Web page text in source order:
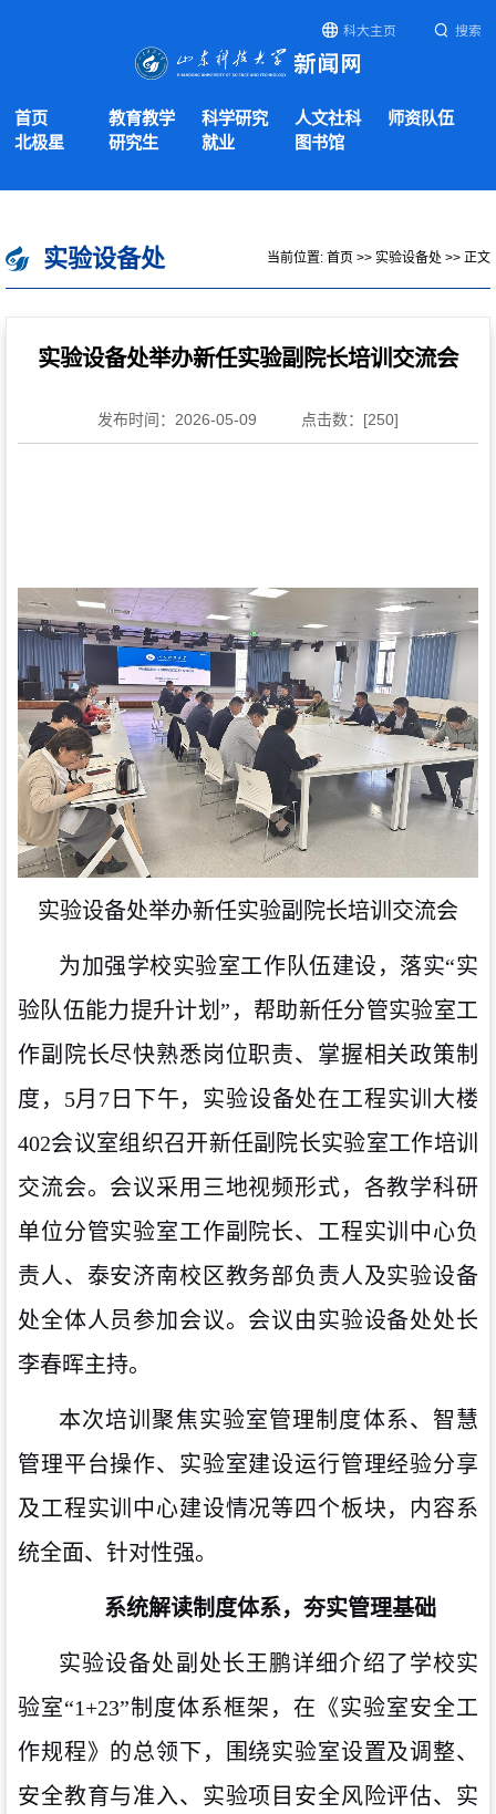
科大主页 搜索
首页 教育教学 科学研究 人文社科
师资队伍
北极星
研究生 就业 图书馆
实验设备处 当前位置: 首页 >> 实验设备处 >> 正文
实验设备处举办新任实验副院长培训交流会
发布时间：2026-05-09 点击数：[250]
实验设备处举办新任实验副院长培训交流会
为加强学校实验室工作队伍建设，落实“实
验队伍能力提升计划”，帮助新任分管实验室工
作副院长尽快熟悉岗位职责、掌握相关政策制
度，5月7日下午，实验设备处在工程实训大楼
402会议室组织召开新任副院长实验室工作培训
交流会。会议采用三地视频形式，各教学科研
单位分管实验室工作副院长、工程实训中心负
责人、泰安济南校区教务部负责人及实验设备
处全体人员参加会议。会议由实验设备处处长
李春晖主持。
本次培训聚焦实验室管理制度体系、智慧
管理平台操作、实验室建设运行管理经验分享
及工程实训中心建设情况等四个板块，内容系
统全面、针对性强。
系统解读制度体系，夯实管理基础
实验设备处副处长王鹏详细介绍了学校实
验室“1+23”制度体系框架，在《实验室安全工
作规程》的总领下，围绕实验室设置及调整、
安全教育与准入、实验项目安全风险评估、实